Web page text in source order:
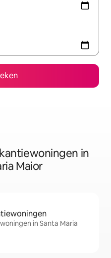
in
Maior
in Santa Maria